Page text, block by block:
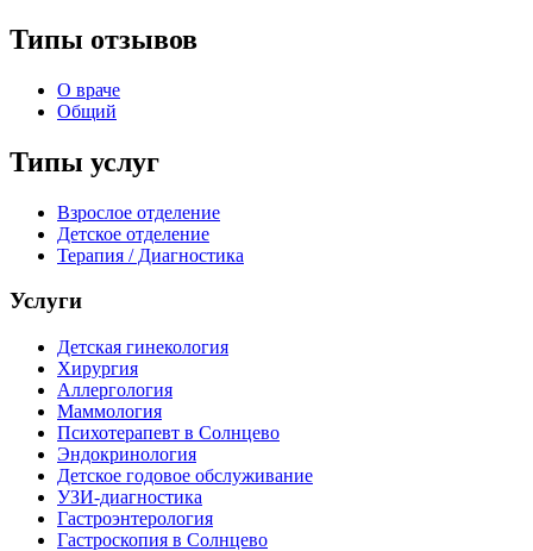
Типы отзывов
О враче
Общий
Типы услуг
Взрослое отделение
Детское отделение
Терапия / Диагностика
Услуги
Детская гинекология
Хирургия
Аллергология
Маммология
Психотерапевт в Солнцево
Эндокринология
Детское годовое обслуживание
УЗИ-диагностика
Гастроэнтерология
Гастроскопия в Солнцево